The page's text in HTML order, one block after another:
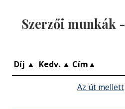
Szerzői munkák -
Díj ▲ Kedv. ▲ Cím▲
Az út mellett